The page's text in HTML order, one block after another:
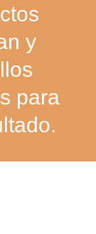
y
para